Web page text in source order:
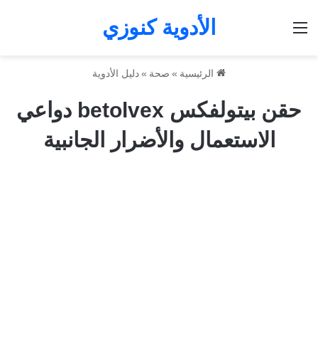
الأدوية كنوزي
الرئيسية » صحة »دليل الأدوية
حقن بيتولفكس betolvex دواعي
الاستعمال والأضرار الجانبية